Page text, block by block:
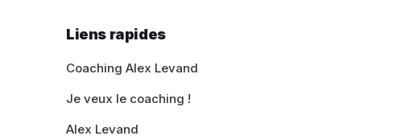
Liens rapides
Coaching Alex Levand
Je veux le coaching !
Alex Levand